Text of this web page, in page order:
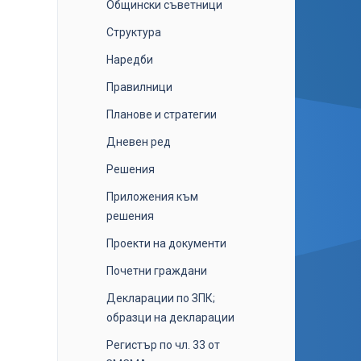
Общински съветници
Структура
Наредби
Правилници
Планове и стратегии
Дневен ред
Решения
Приложения към
решения
Проекти на документи
Почетни граждани
Декларации по ЗПК;
образци на декларации
Регистър по чл. 33 от